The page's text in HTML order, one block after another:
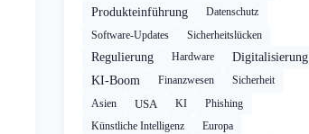
Produkteinführung
Datenschutz
Software-Updates
Sicherheitslücken
Regulierung Hardware
Digitalisierung
KI-Boom
Finanzwesen
Sicherheit
Asien
USA KI
Phishing
Künstliche Intelligenz
Europa